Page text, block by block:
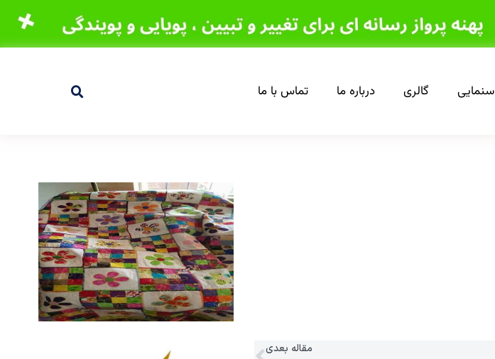
سنمایی گالری درباره ما تماس با ما
مقاله بعدی